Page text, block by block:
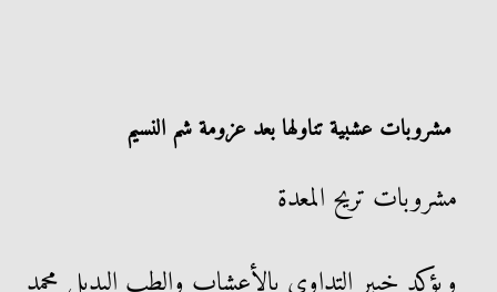
مشروبات عشبية تناولها بعد عزومة شم النسيم
مشروبات تريح المعدة